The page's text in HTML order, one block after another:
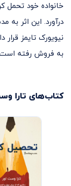
خانواده خود تحمل
درآورد. این اثر
به فروش رفته
کتاب‌های تارا